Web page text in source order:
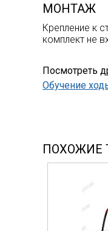
МОНТАЖ
Крепление к
комплект не
Посмотреть
Обучение
ПОХОЖИЕ